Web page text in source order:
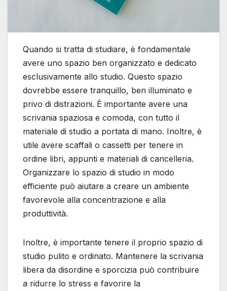
Quando si tratta di studiare, è fondamentale
avere uno spazio ben organizzato e dedicato
esclusivamente allo studio. Questo spazio
dovrebbe essere tranquillo, ben illuminato e
privo di distrazioni. È importante avere una
scrivania spaziosa e comoda, con tutto il
materiale di studio a portata di mano. Inoltre, è
utile avere scaffali o cassetti per tenere in
ordine libri, appunti e materiali di cancelleria.
Organizzare lo spazio di studio in modo
efficiente può aiutare a creare un ambiente
favorevole alla concentrazione e alla
produttività.
Inoltre, è importante tenere il proprio spazio di
studio pulito e ordinato. Mantenere la scrivania
libera da disordine e sporcizia può contribuire
a ridurre lo stress e favorire la